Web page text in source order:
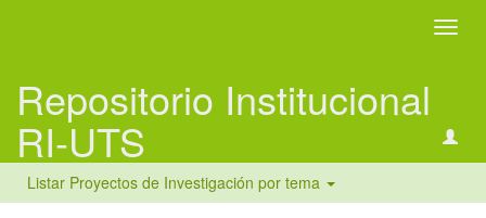
Repositorio Institucional
RI-UTS
Listar Proyectos de Investigación por tema